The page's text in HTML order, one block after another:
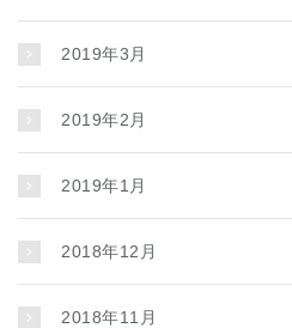
2019年3月
2019年2月
2019年1月
2018年12月
2018年11月